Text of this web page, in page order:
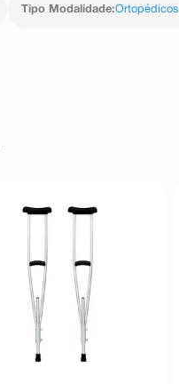
Tipo Modalidade:Ortopédicos